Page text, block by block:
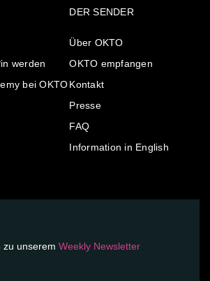
werden
bei OKTO
DER SENDER
Über OKTO
OKTO empfangen
Kontakt
Presse
FAQ
Information in English
zu unserem Weekly Newsletter